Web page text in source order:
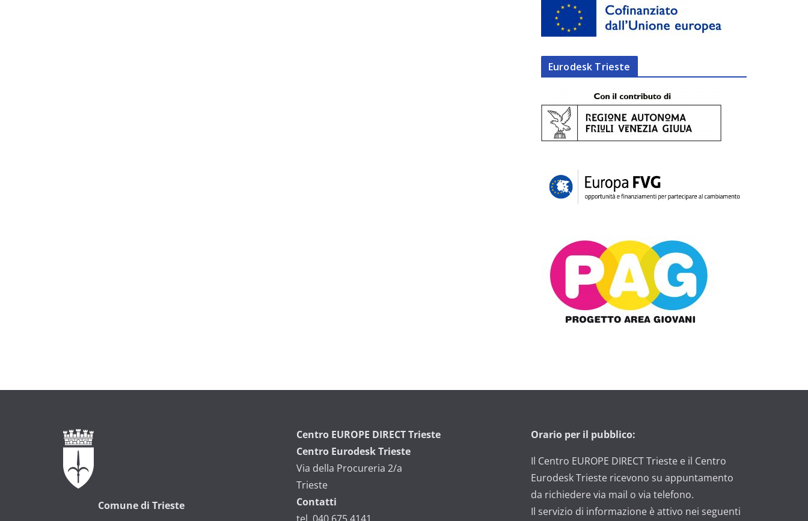
Eurodesk Trieste
Comune di Trieste
Centro EUROPE DIRECT Trieste
Centro Eurodesk Trieste
Via della Procureria 2/a
Trieste
Contatti
tel. 040 675 4141
Orario per il pubblico:
Il Centro EUROPE DIRECT Trieste e il Centro
Eurodesk Trieste ricevono su appuntamento
da richiedere via mail o via telefono.
Il servizio di informazione è attivo nei seguenti